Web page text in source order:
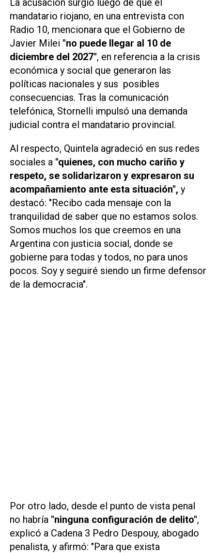
La acusación surgió luego de que el
mandatario riojano, en una entrevista con
Radio 10, mencionara que el Gobierno de
Javier Milei "no puede llegar al 10 de
diciembre del 2027", en referencia a la crisis
económica y social que generaron las
políticas nacionales y sus posibles
consecuencias. Tras la comunicación
telefónica, Stornelli impulsó una demanda
judicial contra el mandatario provincial.
Al respecto, Quintela agradeció en sus redes
sociales a "quienes, con mucho cariño y
respeto, se solidarizaron y expresaron su
acompañamiento ante esta situación", y
destacó: "Recibo cada mensaje con la
tranquilidad de saber que no estamos solos.
Somos muchos los que creemos en una
Argentina con justicia social, donde se
gobierne para todas y todos, no para unos
pocos. Soy y seguiré siendo un firme defensor
de la democracia".
Por otro lado, desde el punto de vista penal
no habría "ninguna configuración de delito",
explicó a Cadena 3 Pedro Despouy, abogado
penalista, y afirmó: "Para que exista